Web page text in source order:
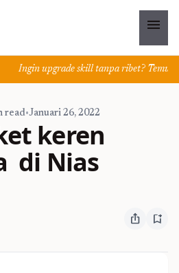
menu
Ingin upgrade skill tanpa ribet? Temukan
read•Januari 26, 2022
keren
di Nias
ios_share bookmark_add